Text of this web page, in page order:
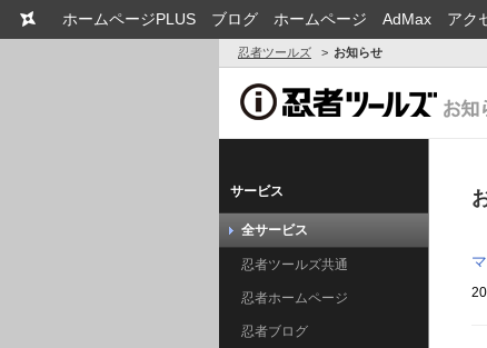
ホームページPLUS ブログ ホームページ AdMax アク
忍者ツールズ お知らせ
サービス
全サービス
忍者ツールズ共通
忍者ホームページ
忍者ブログ